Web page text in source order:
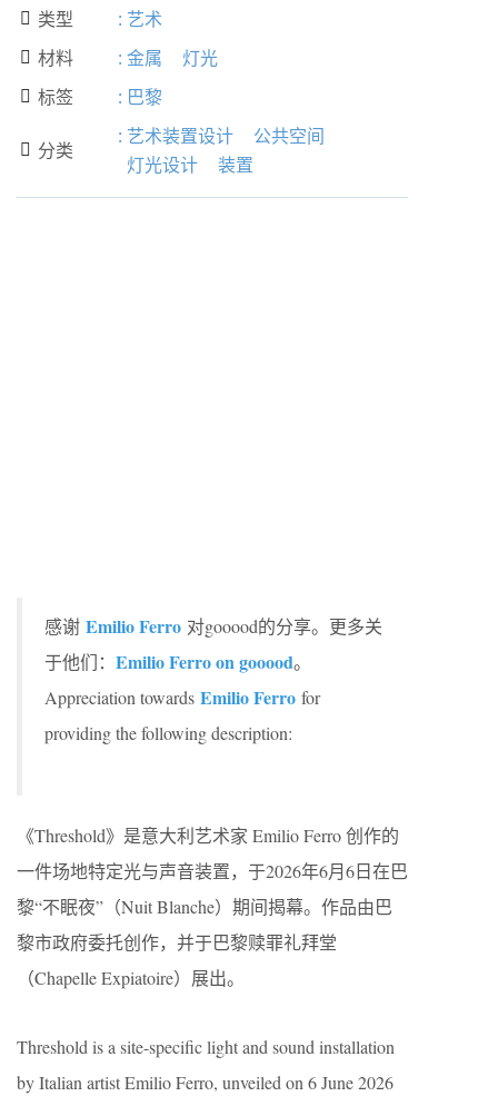
 类型 : 艺术
 材料 : 金属 灯光
 标签 : 巴黎
 分类
: 艺术装置设计
公共空间
灯光设计
装置
感谢 Emilio Ferro 对gooood的分享。更多关
于他们： Emilio Ferro on gooood。
Appreciation towards Emilio Ferro for
providing the following description:
《Threshold》是意大利艺术家 Emilio Ferro 创作的
一件场地特定光与声音装置，于2026年6月6日在巴
黎“不眠夜”（Nuit Blanche）期间揭幕。作品由巴
黎市政府委托创作，并于巴黎赎罪礼拜堂
（Chapelle Expiatoire）展出。
Threshold is a site-specific light and sound installation
by Italian artist Emilio Ferro, unveiled on 6 June 2026